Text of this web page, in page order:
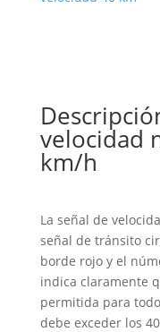
velocidad
km/h
La señal de
señal de tránsito
borde rojo y el
indica claramente
permitida para
debe exceder los